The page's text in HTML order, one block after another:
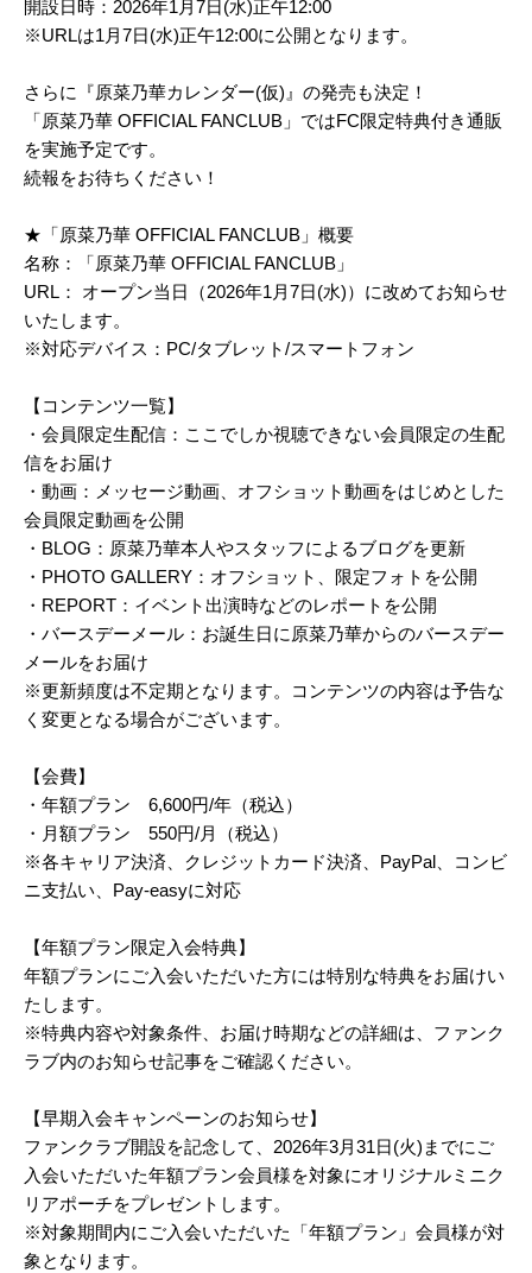
開設日時：2026年1月7日(水)正午12:00
※URLは1月7日(水)正午12:00に公開となります。
さらに『原菜乃華カレンダー(仮)』の発売も決定！
「原菜乃華 OFFICIAL FANCLUB」ではFC限定特典付き通販
を実施予定です。
続報をお待ちください！
★「原菜乃華 OFFICIAL FANCLUB」概要
名称：「原菜乃華 OFFICIAL FANCLUB」
URL： オープン当日（2026年1月7日(水)）に改めてお知らせ
いたします。
※対応デバイス：PC/タブレット/スマートフォン
【コンテンツ一覧】
・会員限定生配信：ここでしか視聴できない会員限定の生配
信をお届け
・動画：メッセージ動画、オフショット動画をはじめとした
会員限定動画を公開
・BLOG：原菜乃華本人やスタッフによるブログを更新
・PHOTO GALLERY：オフショット、限定フォトを公開
・REPORT：イベント出演時などのレポートを公開
・バースデーメール：お誕生日に原菜乃華からのバースデー
メールをお届け
※更新頻度は不定期となります。コンテンツの内容は予告な
く変更となる場合がございます。
【会費】
・年額プラン 6,600円/年（税込）
・月額プラン 550円/月（税込）
※各キャリア決済、クレジットカード決済、PayPal、コンビ
ニ支払い、Pay-easyに対応
【年額プラン限定入会特典】
年額プランにご入会いただいた方には特別な特典をお届けい
たします。
※特典内容や対象条件、お届け時期などの詳細は、ファンク
ラブ内のお知らせ記事をご確認ください。
【早期入会キャンペーンのお知らせ】
ファンクラブ開設を記念して、2026年3月31日(火)までにご
入会いただいた年額プラン会員様を対象にオリジナルミニク
リアポーチをプレゼントします。
※対象期間内にご入会いただいた「年額プラン」会員様が対
象となります。